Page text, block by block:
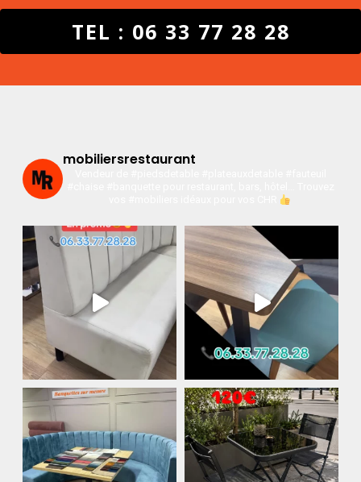
TEL : 06 33 77 28 28
mobiliersrestaurant